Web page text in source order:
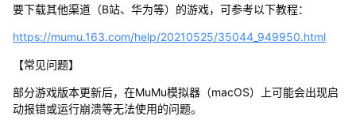
要下载其他渠道（B站、华为等）的游戏，可参考以下教程：
https://mumu.163.com/help/20210525/35044_949950.html
【常见问题】
部分游戏版本更新后，在MuMu模拟器（macOS）上可能会出现启
动报错或运行崩溃等无法使用的问题。